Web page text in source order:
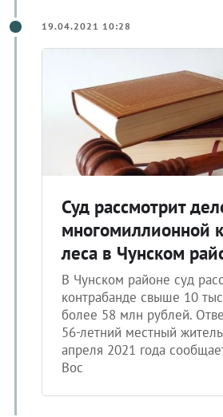
19.04.2021 10:28
Суд рассмотрит
многомиллионной
леса в Чунском
В Чунском районе суд
контрабанде свыше 10
более 58 млн рублей.
56-летний местный
апреля 2021 года
Вос